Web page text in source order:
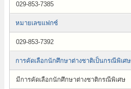
029-853-7385
หมายเลขแฟกซ์
029-853-7392
การคัดเลือกนักศึกษาต่างชาติเป็นกรณีพิเศษ
มีการคัดเลือกนักศึกษาต่างชาติกรณีพิเศษ